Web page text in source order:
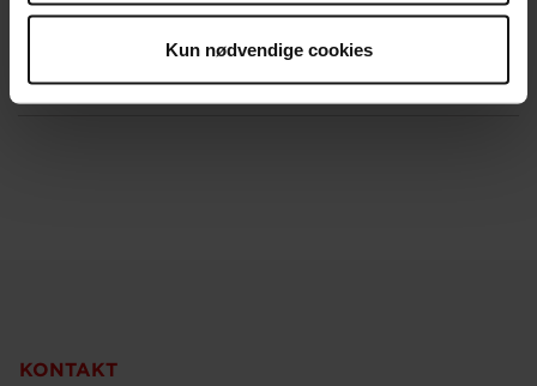
Kun nødvendige cookies
Har du spørgsmål om donation og
medlemskab?
KONTAKT